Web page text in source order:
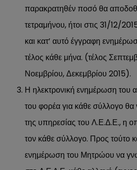
παρακρατηθέν ποσό θα
τετραμήνου, ήτοι στις 31/12/
και κατ’ αυτό έγγραφη
τέλος κάθε μήνα. (τέλος
Νοεμβρίου, Δεκεμβρίου 2015).
Η ηλεκτρονική ενημέρωση του
του φορέα για κάθε σύλλογο θα
της υπηρεσίας του Λ.Ε.Δ.Ε., η
τον κάθε σύλλογο. Προς τούτο
ενημέρωση του Μητρώου να